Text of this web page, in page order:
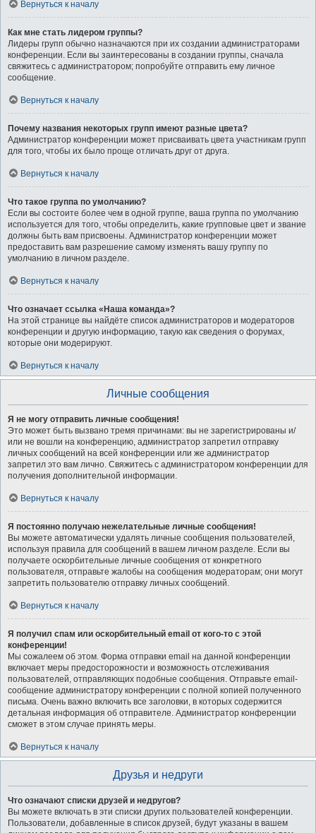
Вернуться к началу
Как мне стать лидером группы?
Лидеры групп обычно назначаются при их создании администраторами
конференции. Если вы заинтересованы в создании группы, сначала
свяжитесь с администратором; попробуйте отправить ему личное
сообщение.
Вернуться к началу
Почему названия некоторых групп имеют разные цвета?
Администратор конференции может присваивать цвета участникам групп
для того, чтобы их было проще отличать друг от друга.
Вернуться к началу
Что такое группа по умолчанию?
Если вы состоите более чем в одной группе, ваша группа по умолчанию
используется для того, чтобы определить, какие групповые цвет и звание
должны быть вам присвоены. Администратор конференции может
предоставить вам разрешение самому изменять вашу группу по
умолчанию в личном разделе.
Вернуться к началу
Что означает ссылка «Наша команда»?
На этой странице вы найдёте список администраторов и модераторов
конференции и другую информацию, такую как сведения о форумах,
которые они модерируют.
Вернуться к началу
Личные сообщения
Я не могу отправить личные сообщения!
Это может быть вызвано тремя причинами: вы не зарегистрированы и/
или не вошли на конференцию, администратор запретил отправку
личных сообщений на всей конференции или же администратор
запретил это вам лично. Свяжитесь с администратором конференции для
получения дополнительной информации.
Вернуться к началу
Я постоянно получаю нежелательные личные сообщения!
Вы можете автоматически удалять личные сообщения пользователей,
используя правила для сообщений в вашем личном разделе. Если вы
получаете оскорбительные личные сообщения от конкретного
пользователя, отправьте жалобы на сообщения модераторам; они могут
запретить пользователю отправку личных сообщений.
Вернуться к началу
Я получил спам или оскорбительный email от кого-то с этой
конференции!
Мы сожалеем об этом. Форма отправки email на данной конференции
включает меры предосторожности и возможность отслеживания
пользователей, отправляющих подобные сообщения. Отправьте email-
сообщение администратору конференции с полной копией полученного
письма. Очень важно включить все заголовки, в которых содержится
детальная информация об отправителе. Администратор конференции
сможет в этом случае принять меры.
Вернуться к началу
Друзья и недруги
Что означают списки друзей и недругов?
Вы можете включать в эти списки других пользователей конференции.
Пользователи, добавленные в список друзей, будут указаны в вашем